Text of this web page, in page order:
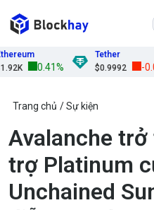
0.41%
Tether
$0.9992
-
Trang chủ Sự kiện
Avalanche
trợ Platinum
Unchained